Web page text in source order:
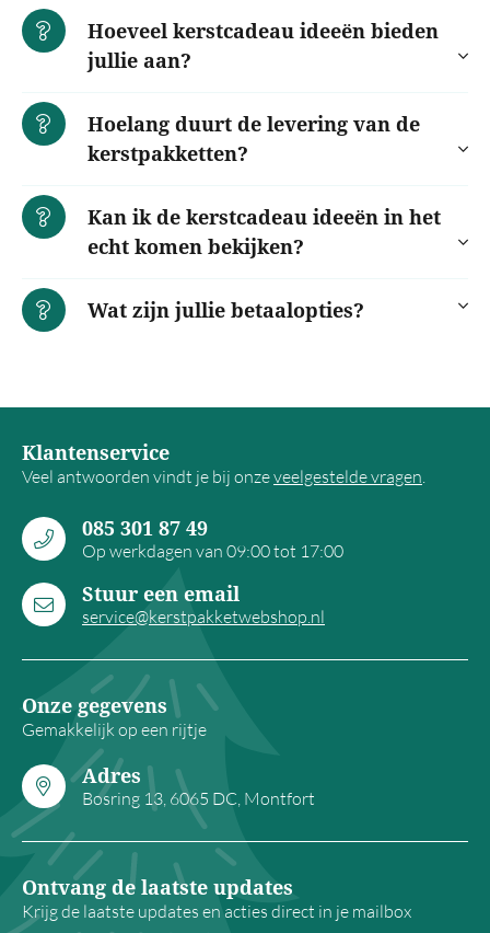
Hoeveel kerstcadeau ideeën bieden
jullie aan?
Hoelang duurt de levering van de
kerstpakketten?
Kan ik de kerstcadeau ideeën in het
echt komen bekijken?
Wat zijn jullie betaalopties?
Klantenservice
Veel antwoorden vindt je bij onzeveelgestelde vragen.
085 301 87 49
Op werkdagen van 09:00 tot 17:00
Stuur een email
service@kerstpakketwebshop.nl
Onze gegevens
Gemakkelijk op een rijtje
Adres
Bosring 13, 6065 DC, Montfort
Ontvang de laatste updates
Krijg de laatste updates en acties direct in je mailbox